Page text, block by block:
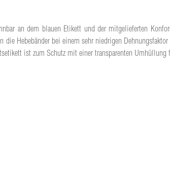
an dem blauen Etikett und der mitgelieferten
Hebebänder bei einem sehr niedrigen
ist zum Schutz mit einer transparenten Umhüllung